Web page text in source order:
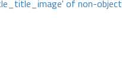
of non-object